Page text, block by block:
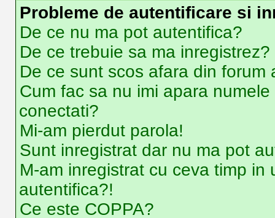
Probleme de autentificare si
De ce nu ma pot autentifica?
De ce trebuie sa ma inregistrez?
De ce sunt scos afara din forum
Cum fac sa nu imi apara
conectati?
Mi-am pierdut parola!
Sunt inregistrat dar nu ma pot
M-am inregistrat cu ceva timp
autentifica?!
Ce este COPPA?